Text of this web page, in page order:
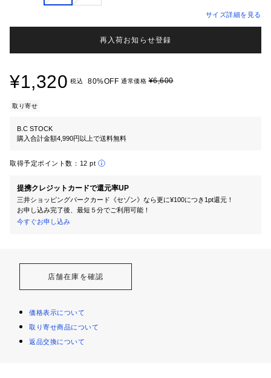
サイズ詳細を見る
再入荷お知らせ登録
¥1,320 税込 80%OFF 通常価格¥6,600
取り寄せ
B.C STOCK
購入合計金額4,990円以上で送料無料
取得予定ポイント数： 12 pt
提携クレジットカードで還元率UP
三井ショッピングパークカード《セゾン》なら更に¥100につき1pt還元！
お申し込み完了後、最短５分でご利用可能！
今すぐお申し込み
店舗在庫を確認
価格表示について
取り寄せ商品について
返品交換について